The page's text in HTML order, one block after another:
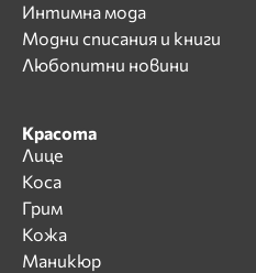
Интимна мода
Модни списания и книги
Любопитни новини
Красота
Лице
Коса
Грим
Кожа
Маникюр